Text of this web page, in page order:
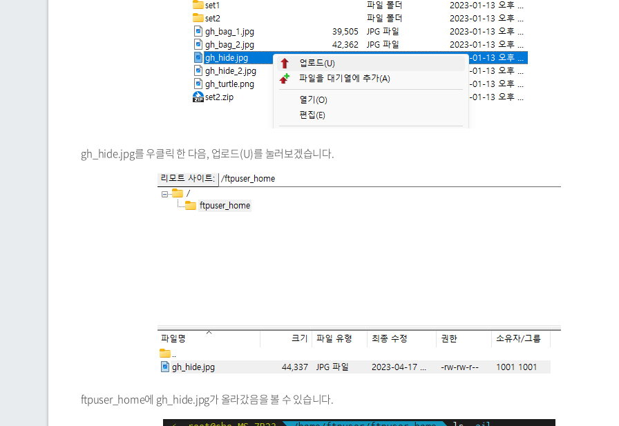
gh_hide.jpg를 우클릭 한 다음, 업로드(U)를 눌러보겠습니다.
ftpuser_home에 gh_hide.jpg가 올라갔음을 볼 수 있습니다.